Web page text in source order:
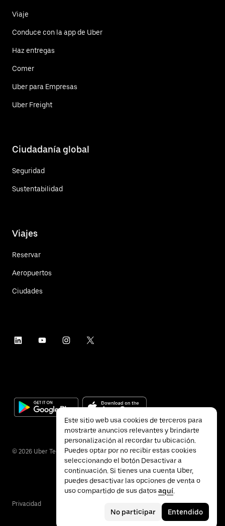
Viaje
Conduce con la app de Uber
Haz entregas
Comer
Uber para Empresas
Uber Freight
Ciudadanía global
Seguridad
Sustentabilidad
Viajes
Reservar
Aeropuertos
Ciudades
© 2026 Uber Technologies Inc.
Privacidad
Este sitio web usa cookies de terceros para
mostrarte anuncios relevantes y brindarte
personalización al recordar tu ubicación.
Puedes optar por no recibir estas cookies
seleccionando el botón Desactivar a
continuación. Si tienes una cuenta Uber,
puedes desactivar las opciones de venta o
uso compartido de sus datos aquí.
No participar Entendido